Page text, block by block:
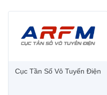
Cục Tần Số Vô Tuyến Điện